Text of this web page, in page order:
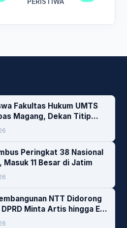
Fakultas Hukum UMTS
Magang, Dekan Titip
Penting
Peringkat 38 Nasional
Masuk 11 Besar di Jatim
NTT Didorong
Minta Artis hingga EO